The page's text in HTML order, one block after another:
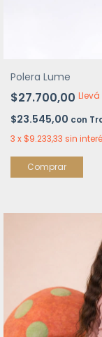
Polera Lume
$27.700,00
$23.545,00 con
3 x $9.233,33 sin
Comprar